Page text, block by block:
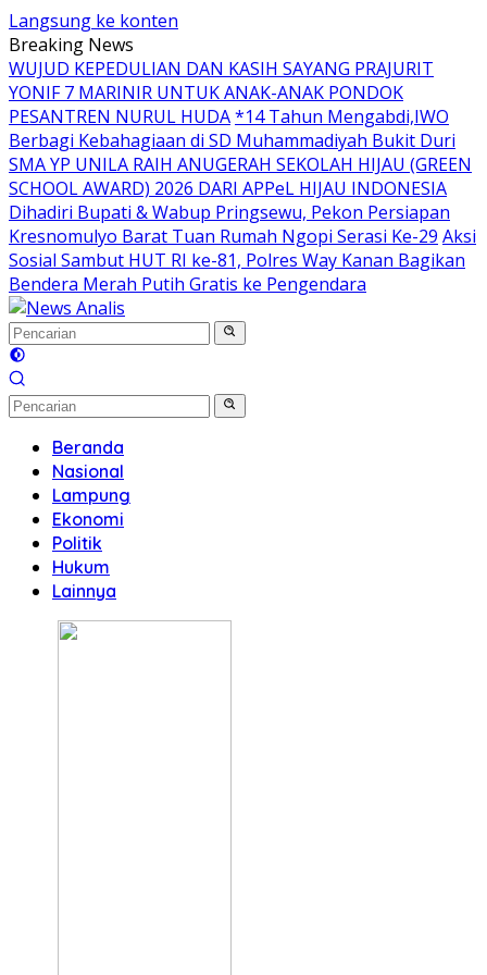
Langsung ke konten
Breaking News
WUJUD KEPEDULIAN DAN KASIH SAYANG PRAJURIT
YONIF 7 MARINIR UNTUK ANAK-ANAK PONDOK
PESANTREN NURUL HUDA*14 Tahun Mengabdi,IWO
Berbagi Kebahagiaan di SD Muhammadiyah Bukit Duri
SMA YP UNILA RAIH ANUGERAH SEKOLAH HIJAU (GREEN
SCHOOL AWARD) 2026 DARI APPeL HIJAU INDONESIA
Dihadiri Bupati & Wabup Pringsewu, Pekon Persiapan
Kresnomulyo Barat Tuan Rumah Ngopi Serasi Ke-29 Aksi
Sosial Sambut HUT RI ke-81, Polres Way Kanan Bagikan
Bendera Merah Putih Gratis ke Pengendara
Beranda
Nasional
Lampung
Ekonomi
Politik
Hukum
Lainnya